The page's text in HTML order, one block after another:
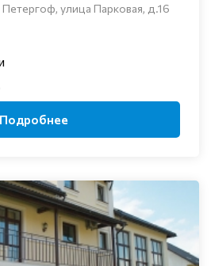
улица Парковая, д.16
Подробнее